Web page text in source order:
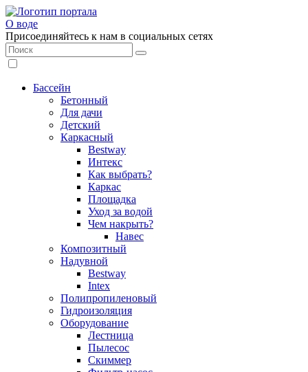
О воде
Присоединяйтесь к нам в социальных сетях
Бассейн
Бетонный
Для дачи
Детский
Каркасный
Bestway
Интекс
Как выбрать?
Каркас
Площадка
Уход за водой
Чем накрыть?
Навес
Композитный
Надувной
Bestway
Intex
Полипропиленовый
Гидроизоляция
Оборудование
Лестница
Пылесос
Скиммер